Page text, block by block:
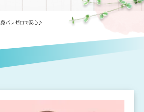
身バレゼロで安心♪